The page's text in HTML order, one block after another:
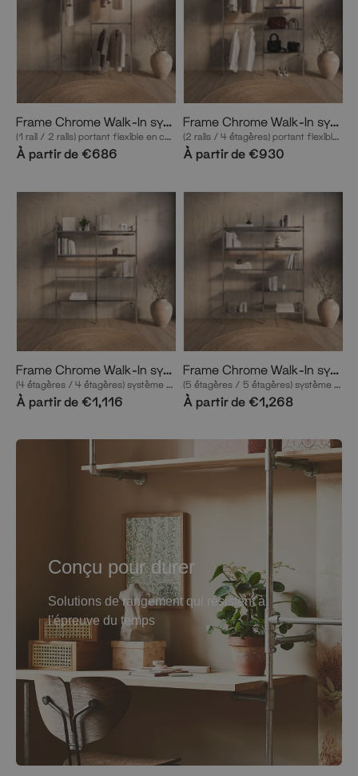
Frame Chrome Walk-In système de dressing en 2 rangées
(1 rail / 2 rails) portant flexible en chrome
À partir de €686
Frame Chrome Walk-In système de dressing en 2 rangées
(2 rails / 4 étagères) portant flexible en chrome
À partir de €930
Frame Chrome Walk-In système de dressing en 2 rangées
(4 étagères / 4 étagères) système de rangement flexible en chrome
À partir de €1,116
Frame Chrome Walk-In système de dressing en 2 rangées
(5 étagères / 5 étagères) système de rangement flexible en chrome
À partir de €1,268
Conçu pour durer
Solutions de rangement qui résistent à
l'épreuve du temps